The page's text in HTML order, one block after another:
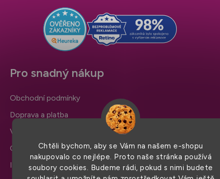
Chtěli bychom, aby se Vám na našem e-shopu
nakupovalo co nejlépe. Proto naše stránka používá
soubory cookies. Budeme rádi, pokud s nimi budete
Pro snadný nákup
Obchodní podmínky
Doprava a platba
Výměna zboží a reklamace
Ochrana osobních údajů
Informace a nastavení cookies